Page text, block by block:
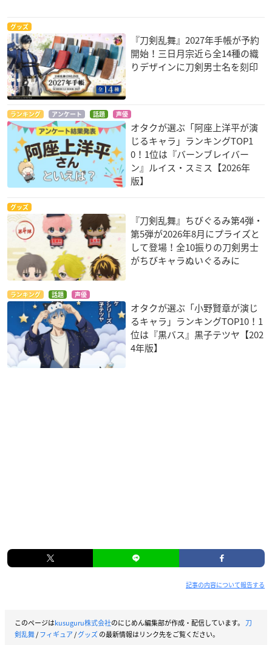
グッズ
『刀剣乱舞』2027年手帳が予約
開始！三日月宗近ら全14種の織
りデザインに刀剣男士名を刻印
ランキング アンケート 話題 声優
オタクが選ぶ「阿座上洋平が演
じるキャラ」ランキングTOP1
0！1位は『バーンブレイバー
ン』ルイス・スミス【2026年
版】
グッズ
『刀剣乱舞』ちびぐるみ第4弾・
第5弾が2026年8月にプライズと
して登場！全10振りの刀剣男士
がちびキャラぬいぐるみに
ランキング 話題 声優
オタクが選ぶ「小野賢章が演じ
るキャラ」ランキングTOP10！1
位は『黒バス』黒子テツヤ【202
4年版】
記事の内容について報告する
このページはkusuguru株式会社のにじめん編集部が作成・配信しています。 刀
剣乱舞/フィギュア/グッズの最新情報はリンク先をご覧ください。